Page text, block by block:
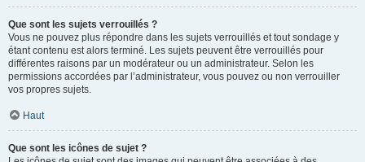
Que sont les sujets verrouillés ?
Vous ne pouvez plus répondre dans les sujets verrouillés et tout sondage y
étant contenu est alors terminé. Les sujets peuvent être verrouillés pour
différentes raisons par un modérateur ou un administrateur. Selon les
permissions accordées par l’administrateur, vous pouvez ou non verrouiller
vos propres sujets.
Haut
Que sont les icônes de sujet ?